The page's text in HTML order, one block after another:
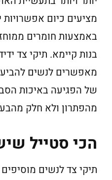
מציעים כיום אפשרויות
באמצעות חומרים
בנות קיימא. תיקי צד
מאפשרים לנשים להביע
של הפגיעה באיכות
מהפתרון ולא חלק
הכי סטייל
תיקי צד לנשים